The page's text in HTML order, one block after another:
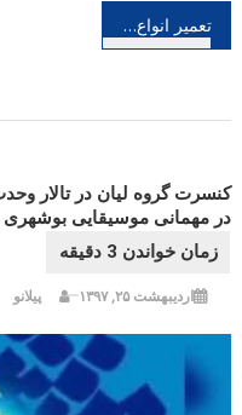
راهبریتعمیر انواع کولر گازی در تهران توسط مجموعه سرویسکاران
کنسرت گروه لیان در تالار
در مهمانی موسیقایی بوشهری
اردیبهشت ۲۵, ۱۳۹۷ پیلانو